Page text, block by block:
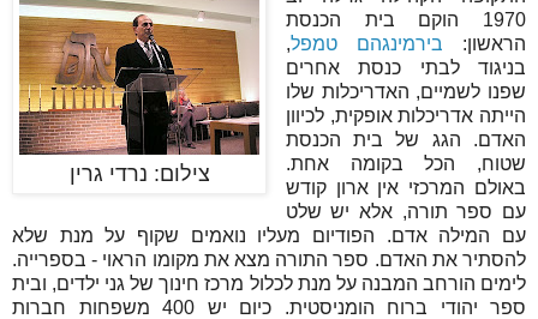
צילום: נרדי גרין
1970 הוקם בית הכנסת
הראשון: בירמינגהם טמפל,
בניגוד לבתי כנסת אחרים
שפנו לשמיים, האדריכלות שלו
הייתה אדריכלות אופקית, לכיוון
האדם. הגג של בית הכנסת
שטוח, הכל בקומה אחת.
באולם המרכזי אין ארון קודש
עם ספר תורה, אלא יש שלט
עם המילה אדם. הפודיום מעליו נואמים שקוף על מנת שלא
להסתיר את האדם. ספר התורה מצא את מקומו הראוי - בספרייה.
לימים הורחב המבנה על מנת לכלול מרכז חינוך של גני ילדים, ובית
ספר יהודי ברוח הומניסטית. כיום יש 400 משפחות חברות